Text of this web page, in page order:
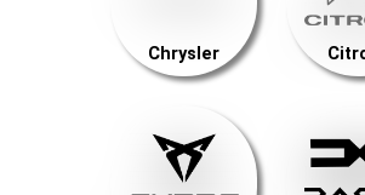
Chrysler